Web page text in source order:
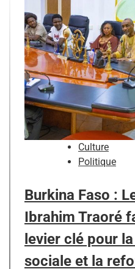
Culture
Politique
Burkina Faso :
Ibrahim Traoré
levier clé pour
sociale et la